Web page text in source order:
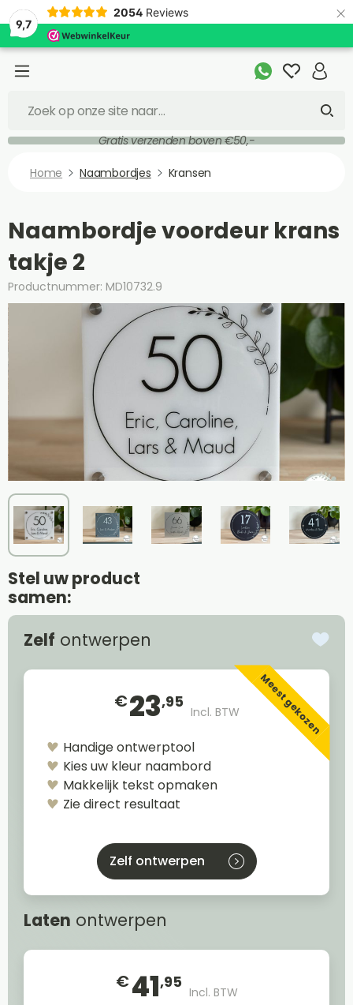
9,7
2054 Reviews ×
Gratis verzenden boven €50,-
Home Naambordjes Kransen
Naambordje voordeur krans
takje 2
Productnummer: MD10732.9
Stel uw product
samen:
Zelf ontwerpen
€23,95
Incl. BTW Meest gekozen
Handige ontwerptool
Kies uw kleur naambord
Makkelijk tekst opmaken
Zie direct resultaat
Zelf ontwerpen
Laten ontwerpen
€41,95
Incl. BTW